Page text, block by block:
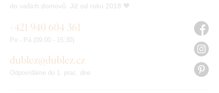
do vašich domovů. Již od roku 2018 🧡
+421 940 604 361
Po - Pá (09:00 - 15:30)
dublez@dublez.cz
Odpovídáme do 1. prac. dne